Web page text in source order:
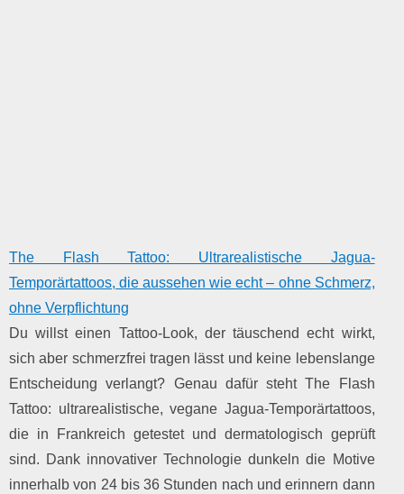
The Flash Tattoo: Ultrarealistische Jagua-
Temporärtattoos, die aussehen wie echt – ohne Schmerz,
ohne Verpflichtung
Du willst einen Tattoo-Look, der täuschend echt wirkt,
sich aber schmerzfrei tragen lässt und keine lebenslange
Entscheidung verlangt? Genau dafür steht The Flash
Tattoo: ultrarealistische, vegane Jagua-Temporärtattoos,
die in Frankreich getestet und dermatologisch geprüft
sind. Dank innovativer Technologie dunkeln die Motive
innerhalb von 24 bis 36 Stunden nach und erinnern dann